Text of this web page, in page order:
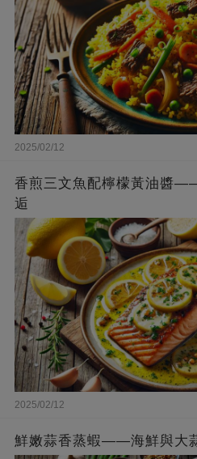
2025/02/12
香煎三文魚配檸檬黃油醬
逅
2025/02/12
鮮嫩蒜香蒸蝦——海鮮與大